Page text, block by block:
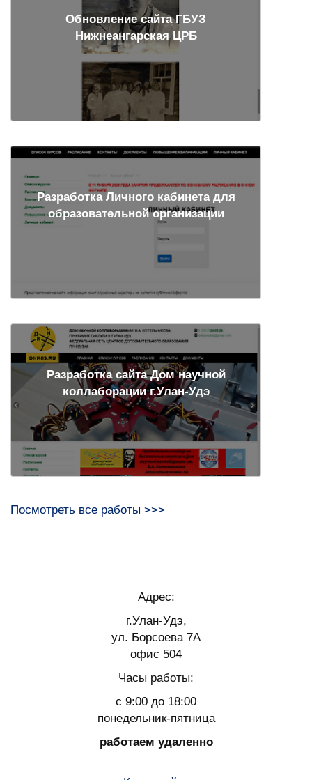
Обновление сайта ГБУЗ
Нижнеангарская ЦРБ
Разработка Личного кабинета для
образовательной организации
Разработка сайта Дом научной
коллаборации г.Улан-Удэ
Посмотреть все работы >>>
Адрес:
г.Улан-Удэ,
ул. Борсоева 7А
офис 504
Часы работы:
с 9:00 до 18:00
понедельник-пятница
работаем удаленно